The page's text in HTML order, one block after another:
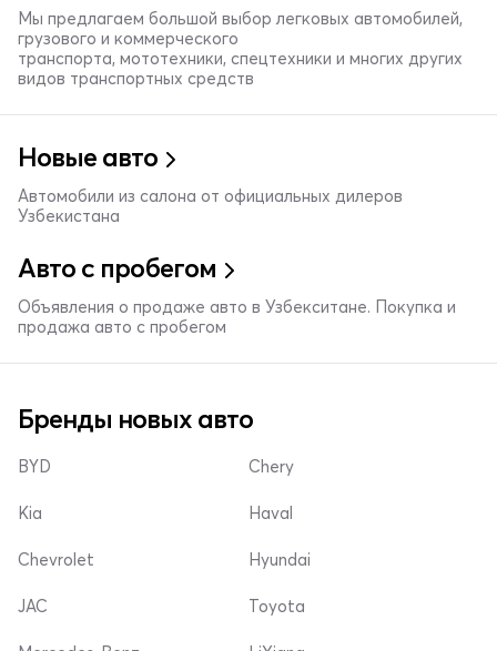
Мы предлагаем большой выбор легковых автомобилей,
грузового и коммерческого
транспорта, мототехники, спецтехники и многих других
видов транспортных средств
Новые авто
Автомобили из салона от официальных дилеров
Узбекистана
Авто с пробегом
Объявления о продаже авто в Узбекситане. Покупка и
продажа авто с пробегом
Бренды новых авто
BYD
Kia
Chevrolet
Chery
Haval
Hyundai
JAC Toyota